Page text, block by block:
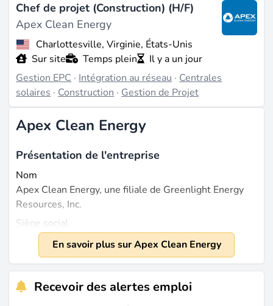
Chef de projet (Construction) (H/F)
Apex Clean Energy
Charlottesville, Virginie, États-Unis
Sur site
Temps plein
Il y a un jour
Gestion EPC · Intégration au réseau · Centrales
solaires · Construction · Gestion de Projet
Apex Clean Energy
Présentation de l'entreprise
Nom
Apex Clean Energy, une filiale de Greenlight Energy
Resources, Inc.
Siège social
Charlottesville, VA, États-Unis
Fondée
2009
Taille
En savoir plus sur Apex Clean Energy
Recevoir des alertes emploi